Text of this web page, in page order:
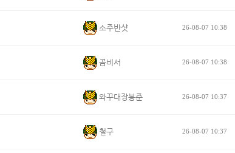
소주반샷 26-08-07 10:38
곰비서 26-08-07 10:38
와꾸대장봉준 26-08-07 10:37
철구 26-08-07 10:37